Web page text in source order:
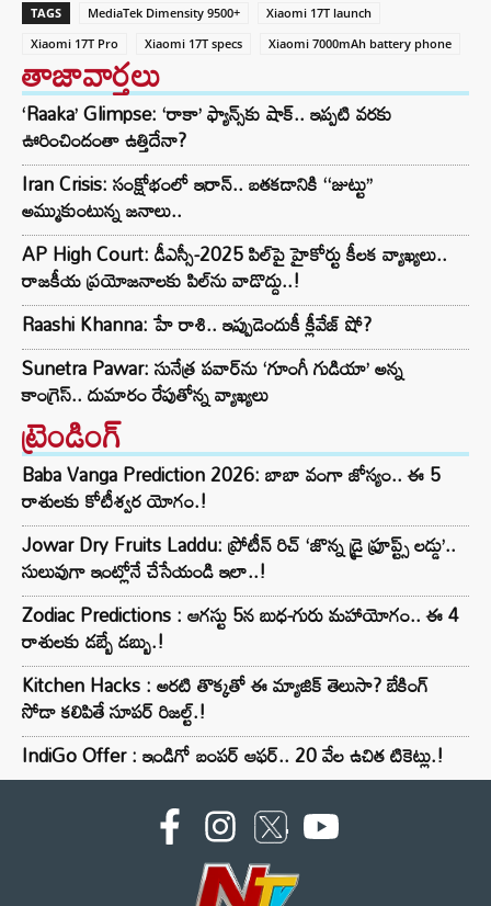
TAGS MediaTek Dimensity 9500+
Xiaomi 17T launch
Xiaomi 17T Pro
Xiaomi 17T specs Xiaomi 7000mAh battery phone
తాజావార్తలు
‘Raaka’ Glimpse: ‘రాకా’ ఫ్యాన్స్‌కు షాక్.. ఇప్పటి వరకు
ఊరించిందంతా ఉత్తిదేనా?
Iran Crisis: సంక్షోభంలో ఇరాన్.. బతకడానికి ‘‘జుట్టు’’
అమ్ముకుంటున్న జనాలు..
AP High Court: డీఎస్సీ-2025 పిల్‌పై హైకోర్టు కీలక వ్యాఖ్యలు..
రాజకీయ ప్రయోజనాలకు పిల్‌ను వాడొద్దు..!
Raashi Khanna: హే రాశి.. ఇప్పుడెందుకీ క్లీవేజ్ షో?
Sunetra Pawar: సునేత్ర పవార్‌‌ను ‘గూంగీ గుడియా’ అన్న
కాంగ్రెస్.. దుమారం రేపుతోన్న వ్యాఖ్యలు
ట్రెండింగ్‌
Baba Vanga Prediction 2026: బాబా వంగా జోస్యం.. ఈ 5
రాశులకు కోటీశ్వర యోగం.!
Jowar Dry Fruits Laddu: ప్రోటీన్ రిచ్ ‘జొన్న డ్రై ఫ్రూప్ట్స్ లడ్డు’..
సులువుగా ఇంట్లోనే చేసేయండి ఇలా..!
Zodiac Predictions : ఆగస్టు 5న బుధ-గురు మహాయోగం.. ఈ 4
రాశులకు డబ్బే డబ్బు.!
Kitchen Hacks : అరటి తొక్కతో ఈ మ్యాజిక్ తెలుసా? బేకింగ్
సోడా కలిపితే సూపర్ రిజల్ట్.!
IndiGo Offer : ఇండిగో బంపర్ ఆఫర్.. 20 వేల ఉచిత టికెట్లు.!